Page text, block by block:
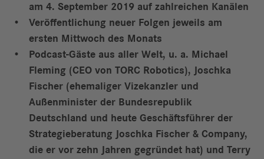
am 4. September 2019 auf zahlreichen Kanälen
Veröffentlichung neuer Folgen jeweils am
ersten Mittwoch des Monats
Podcast-Gäste aus aller Welt, u. a. Michael
Fleming (CEO von TORC Robotics), Joschka
Fischer (ehemaliger Vizekanzler und
Außenminister der Bundesrepublik
Deutschland und heute Geschäftsführer der
Strategieberatung Joschka Fischer & Company,
die er vor zehn Jahren gegründet hat) und Terry